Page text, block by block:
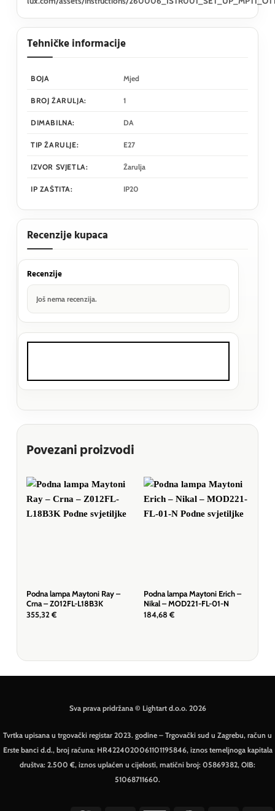
Tehničke informacije
BOJA Mjed
BROJ ŽARULJA: 1
DIMABILNA: DA
TIP ŽARULJE: E27
IZVOR SVJETLA: Žarulja
IP ZAŠTITA: IP20
Recenzije kupaca
Recenzije
Još nema recenzija.
Povezani proizvodi
Podna lampa Maytoni Ray –
Crna – Z012FL-L18B3K
355,32 €
Podna lampa Maytoni Erich –
Nikal – MOD221-FL-01-N
184,68 €
Sva prava pridržana © Lightart d.o.o. 2026
Tvrtka upisana u trgovački registar 2023. godine – Trgovački sud u Zagrebu, račun u
Erste banci d.d., broj računa: HR4224020061101195846, iznos temeljnoga kapitala
društva: 2.500 €, iznos uplaćen u cijelosti, matični broj: 05869382, OIB:
51068711660.